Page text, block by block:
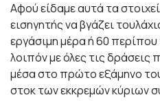
Αφού είδαμε αυτά τα
εισηγητής να βγάζει
εργάσιμη μέρα ή 60
λοιπόν με όλες τις δράσεις
μέσα στο πρώτο εξάμηνο
στοκ των εκκρεμών κύριων